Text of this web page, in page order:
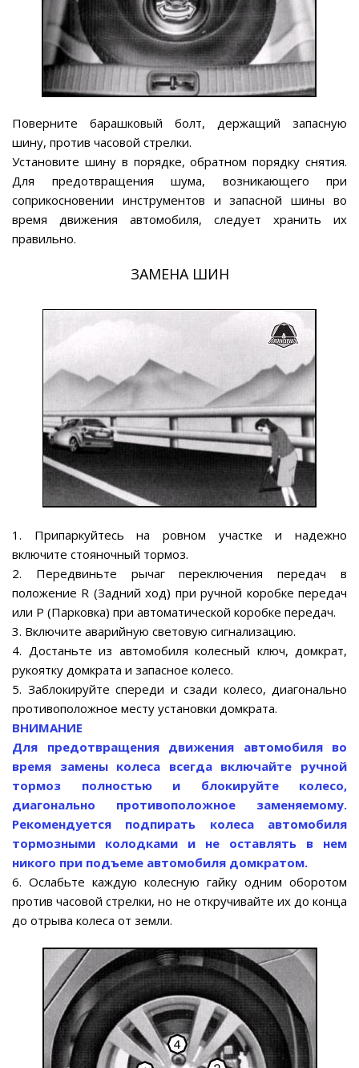
Поверните барашковый болт, держащий запасную
шину, против часовой стрелки.
Установите шину в порядке, обратном порядку снятия.
Для предотвращения шума, возникающего при
соприкосновении инструментов и запасной шины во
время движения автомобиля, следует хранить их
правильно.
ЗАМЕНА ШИН
1. Припаркуйтесь на ровном участке и надежно
включите стояночный тормоз.
2. Передвиньте рычаг переключения передач в
положение R (Задний ход) при ручной коробке передач
или Р (Парковка) при автоматической коробке передач.
3. Включите аварийную световую сигнализацию.
4. Достаньте из автомобиля колесный ключ, домкрат,
рукоятку домкрата и запасное колесо.
5. Заблокируйте спереди и сзади колесо, диагонально
противоположное месту установки домкрата.
ВНИМАНИЕ
Для предотвращения движения автомобиля во
время замены колеса всегда включайте ручной
тормоз полностью и блокируйте колесо,
диагонально противоположное заменяемому.
Рекомендуется подпирать колеса автомобиля
тормозными колодками и не оставлять в нем
никого при подъеме автомобиля домкратом.
6. Ослабьте каждую колесную гайку одним оборотом
против часовой стрелки, но не откручивайте их до конца
до отрыва колеса от земли.